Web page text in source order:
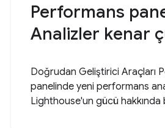
Performans
Analizler kenar
Doğrudan Geliştirici Araçları
panelinde yeni performans
Lighthouse'un gücü hakkında